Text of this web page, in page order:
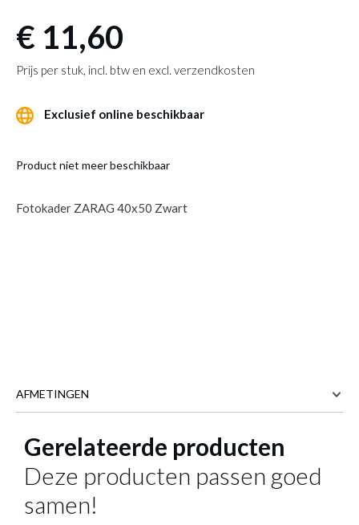
€ 11,60
Prijs per stuk, incl. btw en excl. verzendkosten
Exclusief online beschikbaar
Product niet meer beschikbaar
Fotokader ZARAG 40x50 Zwart
AFMETINGEN
BREEDTE 41.6 cm
1.8 cm
HOOGTE 51.6 cm
Meer afmetingen
Gerelateerde producten
Deze producten passen goed
samen!